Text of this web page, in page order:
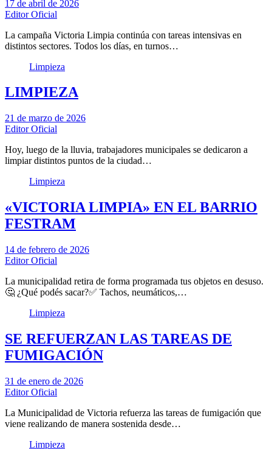
17 de abril de 2026
Editor Oficial
La campaña Victoria Limpia continúa con tareas intensivas en
distintos sectores. Todos los días, en turnos…
Limpieza
LIMPIEZA
21 de marzo de 2026
Editor Oficial
Hoy, luego de la lluvia, trabajadores municipales se dedicaron a
limpiar distintos puntos de la ciudad…
Limpieza
«VICTORIA LIMPIA» EN EL BARRIO
FESTRAM
14 de febrero de 2026
Editor Oficial
La municipalidad retira de forma programada tus objetos en desuso.
🤔 ¿Qué podés sacar?✅ Tachos, neumáticos,…
Limpieza
SE REFUERZAN LAS TAREAS DE
FUMIGACIÓN
31 de enero de 2026
Editor Oficial
La Municipalidad de Victoria refuerza las tareas de fumigación que
viene realizando de manera sostenida desde…
Limpieza